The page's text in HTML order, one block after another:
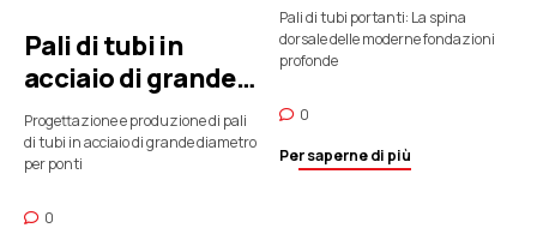
0
Pali di tubi in
acciaio di grande
diametro per
ponti
Progettazione e produzione di pali
di tubi in acciaio di grande diametro
per ponti
0
Pali di tubi portanti: La spina
dorsale delle moderne fondazioni
profonde
Per saperne di più